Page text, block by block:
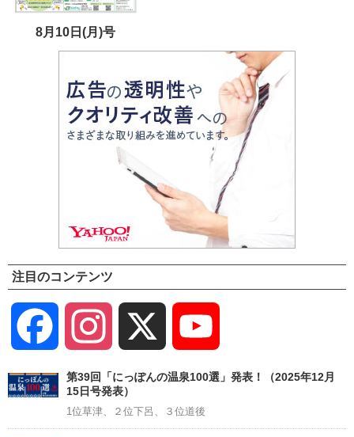
8月10日(月)号
注目のコンテンツ
Facebook Instagram
Channel
第39回「にっぽんの温泉100選」発表！（2025年12月
15日号発表）
1位草津、２位下呂、３位道後